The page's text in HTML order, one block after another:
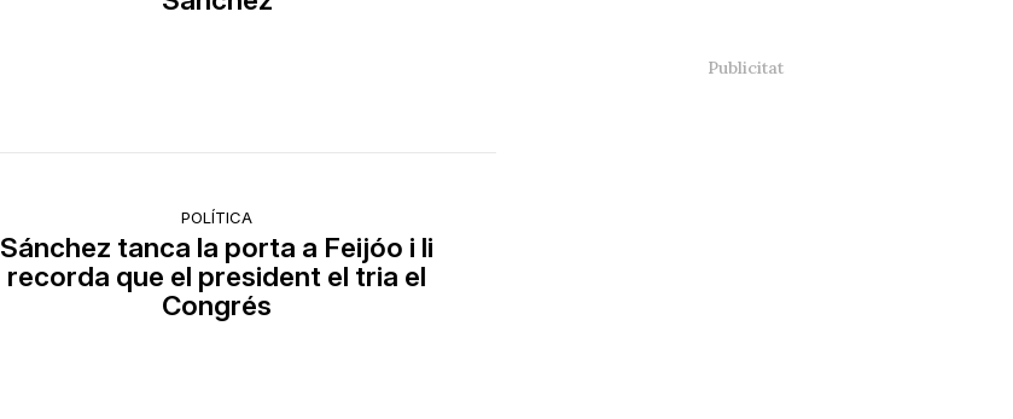
POLÍTICA
Sánchez tanca la porta a Feijóo i li
recorda que el president el tria el
Congrés